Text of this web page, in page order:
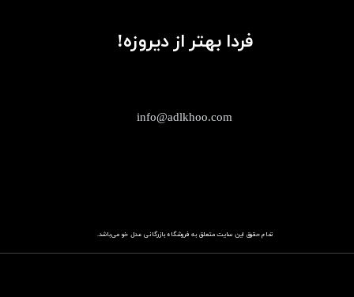
تمام حقوق این سایت متعلق به فروشگاهباز​​​​​​​رگانی عدل خو می‌باشد.
info@adlkhoo.com
فردا بهتر از دیروزه!